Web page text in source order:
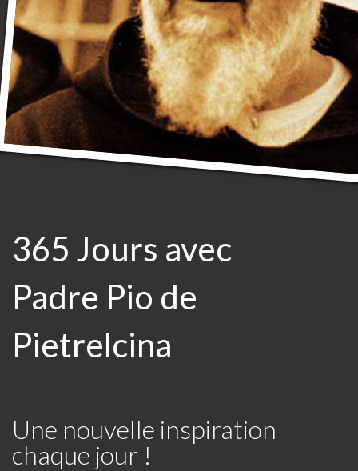
365 Jours avec
Padre Pio de
Pietrelcina
Une nouvelle inspiration
chaque jour !